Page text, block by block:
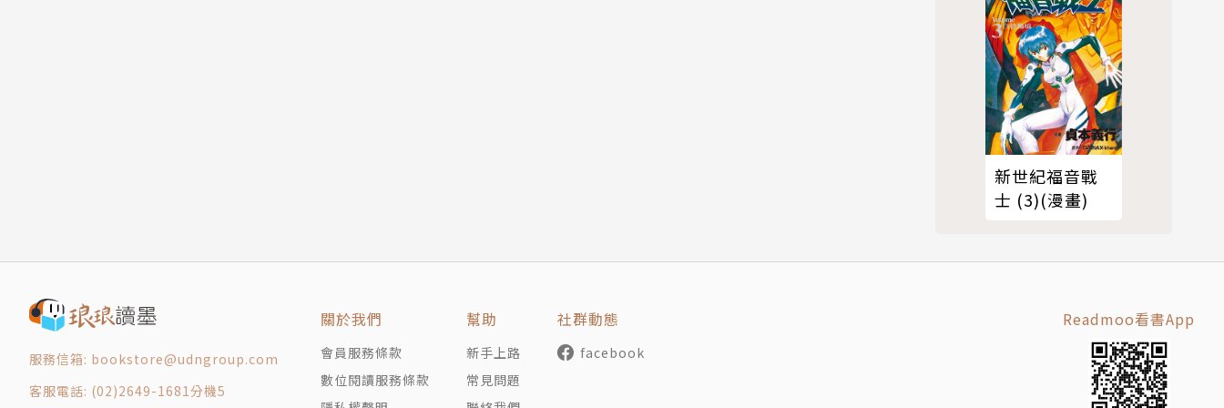
新世紀福音戰
士 (3)(漫畫)
服務信箱: bookstore@udngroup.com
客服電話: (02)2649-1681分機5
關於我們
會員服務條款
數位閱讀服務條款
幫助
新手上路
常見問題
社群動態
facebook
Readmoo看書App